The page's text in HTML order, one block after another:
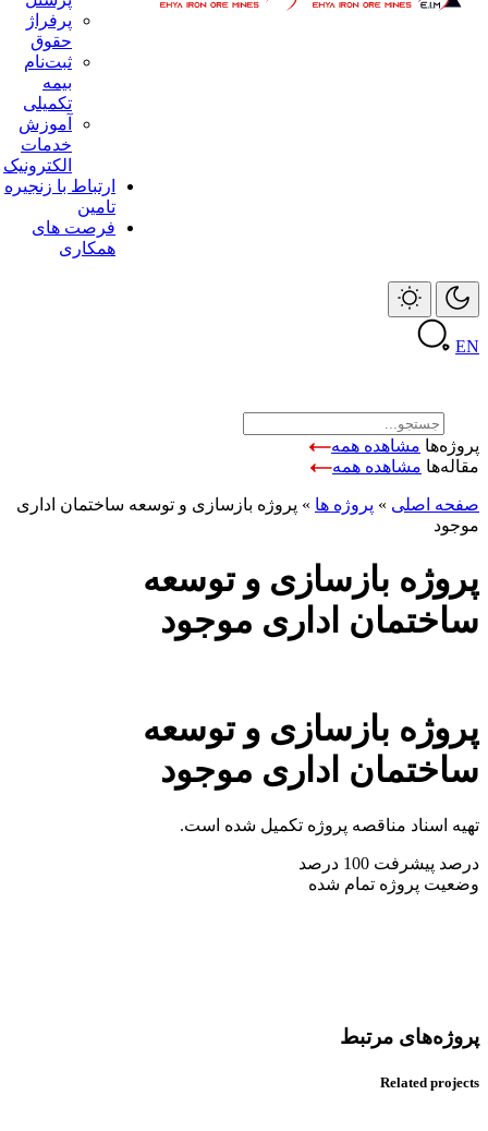
پرفراژ
حقوق
ثبت‌نام
بیمه
تکمیلی
آموزش
خدمات
الکترونیک
ارتباط با زنجیره
تامین
فرصت های
همکاری
EN
پروژه‌ها مشاهده همه
مقاله‌ها مشاهده همه
صفحه اصلی» پروژه ها» پروژه بازسازی و توسعه ساختمان اداری
موجود
پروژه بازسازی و توسعه
ساختمان اداری موجود
پروژه بازسازی و توسعه
ساختمان اداری موجود
تهیه اسناد مناقصه پروژه تکمیل شده است.
درصد پیشرفت 100 درصد
وضعیت پروژه تمام شده
پرو‌ژه‌های مرتبط
Related projects